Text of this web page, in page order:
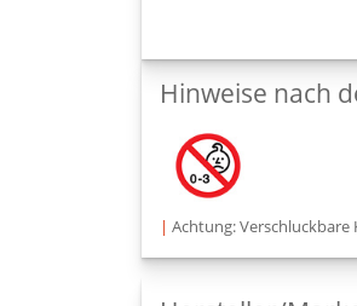
Hinweise nach
| Achtung: Verschluckbare